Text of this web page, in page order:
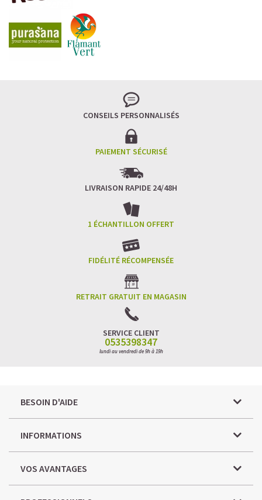
CONSEILS PERSONNALISÉS
PAIEMENT SÉCURISÉ
LIVRAISON RAPIDE 24/48H
1 ÉCHANTILLON OFFERT
FIDÉLITÉ RÉCOMPENSÉE
RETRAIT GRATUIT EN MAGASIN
SERVICE CLIENT
0535398347
lundi au vendredi de 9h à 19h
BESOIN D'AIDE
INFORMATIONS
VOS AVANTAGES